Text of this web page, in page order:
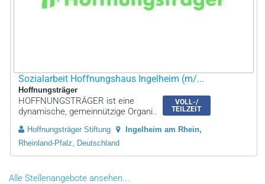
Sozialarbeit Hoffnungshaus Ingelheim (m/...
Hoffnungsträger
VOLL-/
TEILZEIT
HOFFNUNGSTRÄGER ist eine
dynamische, gemeinnützige Organi..
Hoffnungsträger Stiftung
Ingelheim am Rhein
Rheinland-Pfalz, Deutschland
Alle Stellenangebote ansehen...